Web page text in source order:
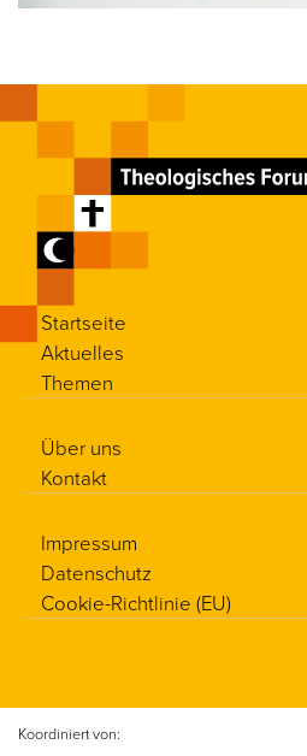
Startseite
Aktuelles
Themen
Über uns
Kontakt
Impressum
Datenschutz
Cookie-Richtlinie (EU)
Koordiniert von: